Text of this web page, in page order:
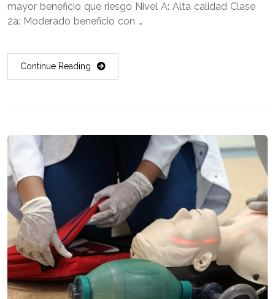
mayor beneficio que riesgo Nivel A: Alta calidad Clase
2a: Moderado beneficio con …
Continue Reading